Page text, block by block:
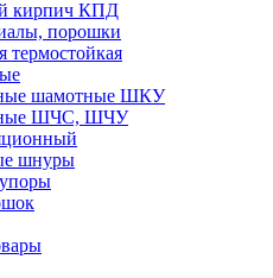
кирпич КПД
порошки
термостойкая
шамотные ШКУ
ШЧС, ШЧУ
шнуры